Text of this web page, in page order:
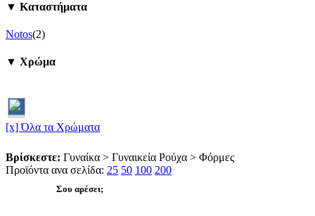
▼ Καταστήματα
Notos(2)
▼ Χρώμα
[x] Όλα τα Χρώματα
Βρίσκεστε: Γυναίκα > Γυναικεία Ρούχα > Φόρμες
Προϊόντα ανα σελίδα: 25 50 100 200
Σου αρέσει;